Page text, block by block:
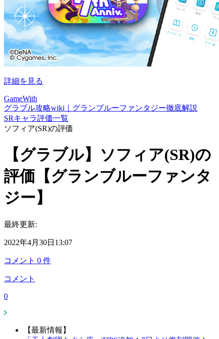
詳細を見る
GameWith
グラブル攻略wiki｜グランブルーファンタジー徹底解説
SRキャラ評価一覧
ソフィア(SR)の評価
【グラブル】ソフィア(SR)の
評価【グランブルーファンタ
ジー】
最終更新:
2022年4月30日13:07
コメント 0 件
コメント
0
【最新情報】